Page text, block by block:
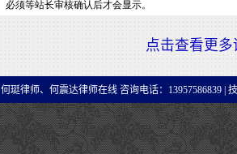
点击查看更多
何珽律师、何震达律师在线 咨询电话：13957586839 |